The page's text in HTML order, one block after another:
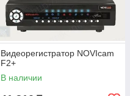
Видеорегистратор NOVIcam
F2+
В наличии